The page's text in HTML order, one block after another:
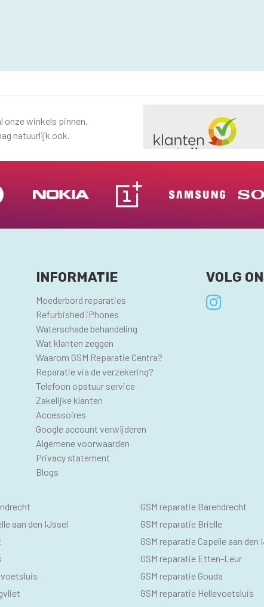
onze winkels pinnen.
natuurlijk ook.
INFORMATIE
Moederbord reparaties
Refurbished iPhones
Waterschade behandeling
Wat klanten zeggen
Waarom GSM Reparatie Centra?
Reparatie via de verzekering?
Telefoon opstuur service
Zakelijke klanten
Accessoires
Google account verwijderen
Algemene voorwaarden
Privacy statement
Blogs
VOLG
aan den IJssel
SEO
GSM
GSM reparatie Barendrecht
GSM reparatie Brielle
GSM reparatie Capelle aan den
GSM reparatie Etten-Leur
GSM reparatie Gouda
GSM reparatie Hellevoetsluis